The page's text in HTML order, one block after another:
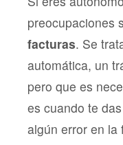
preocupaciones
facturas. Se
automática, un
pero que es
es cuando te
algún error en la